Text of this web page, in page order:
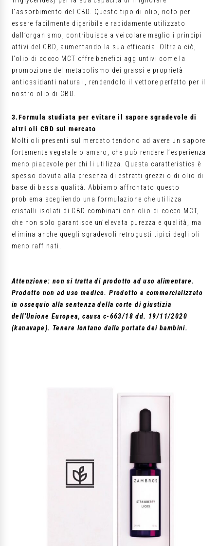
l’assorbimento del CBD. Questo tipo di olio, noto per
essere facilmente digeribile e rapidamente utilizzato
dall’organismo, contribuisce a veicolare meglio i principi
attivi del CBD, aumentando la sua efficacia. Oltre a ciò,
l’olio di cocco MCT offre benefici aggiuntivi come la
promozione del metabolismo dei grassi e proprietà
antiossidanti naturali, rendendolo il vettore perfetto per il
nostro olio di CBD.
3.Formula studiata per evitare il sapore sgradevole di
altri oli CBD sul mercato
Molti oli presenti sul mercato tendono ad avere un sapore
fortemente vegetale o amaro, che può rendere l’esperienza
meno piacevole per chi li utilizza. Questa caratteristica è
spesso dovuta alla presenza di estratti grezzi o di olio di
base di bassa qualità. Abbiamo affrontato questo
problema scegliendo una formulazione che utilizza
cristalli isolati di CBD combinati con olio di cocco MCT,
che non solo garantisce un’elevata purezza e qualità, ma
elimina anche quegli sgradevoli retrogusti tipici degli oli
meno raffinati.
Attenzione: non si tratta di prodotto ad uso alimentare.
Prodotto non ad uso medico. Prodotto e commercializzato
in ossequio alla sentenza della corte di giustizia
dell’Unione Europea, causa c-663/18 dd. 19/11/2020
(kanavape). Tenere lontano dalla portata dei bambini.